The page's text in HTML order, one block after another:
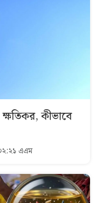
কীভাবে
এএম